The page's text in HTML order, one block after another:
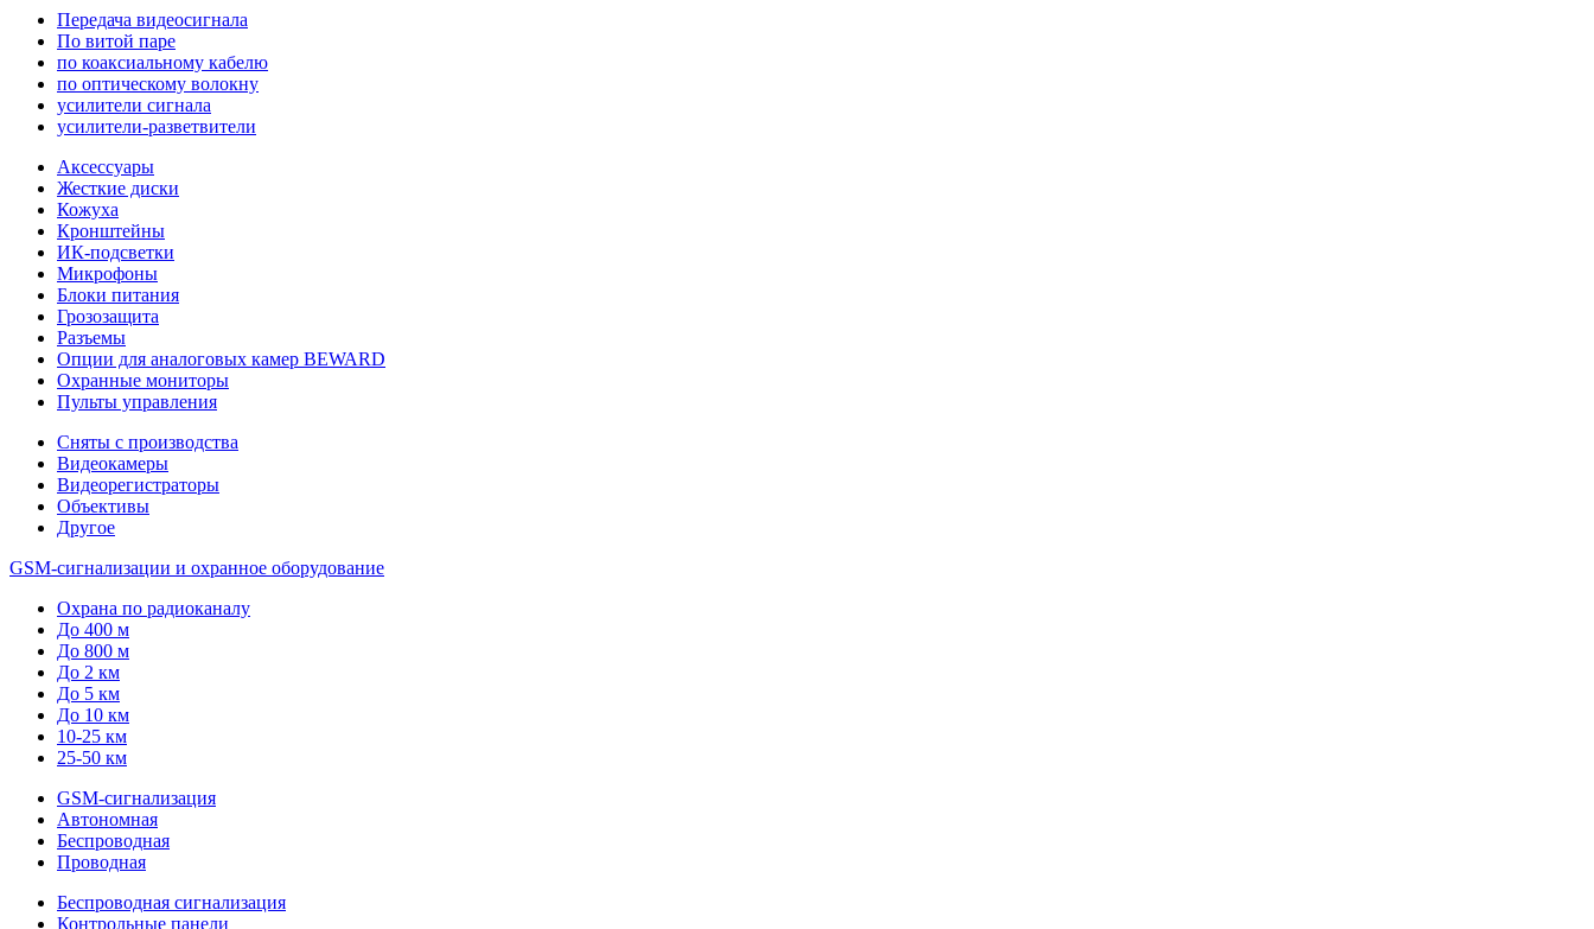
Передача видеосигнала
По витой паре
по коаксиальному кабелю
по оптическому волокну
усилители сигнала
усилители-разветвители
Аксессуары
Жесткие диски
Кожуха
Кронштейны
ИК-подсветки
Микрофоны
Блоки питания
Грозозащита
Разъемы
Опции для аналоговых камер BEWARD
Охранные мониторы
Пульты управления
Сняты с производства
Видеокамеры
Видеорегистраторы
Объективы
Другое
GSM-сигнализации и охранное оборудование
Охрана по радиоканалу
До 400 м
До 800 м
До 2 км
До 5 км
До 10 км
10-25 км
25-50 км
GSM-сигнализация
Автономная
Беспроводная
Проводная
Беспроводная сигнализация
Контрольные панели